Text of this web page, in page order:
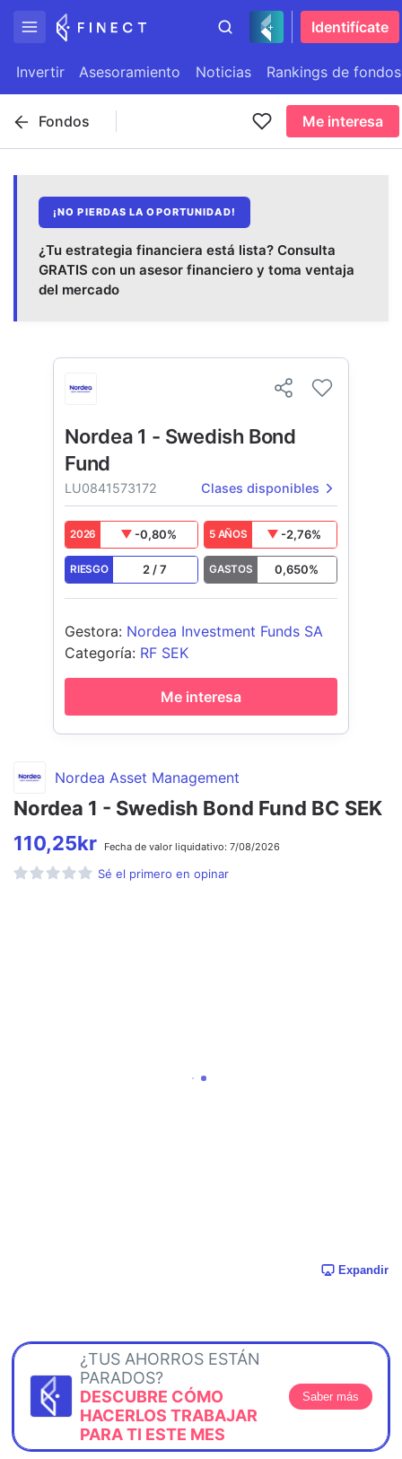
Identifícate
Invertir Asesoramiento Noticias Rankings de fondos
Fondos Me interesa
¡NO PIERDAS LA OPORTUNIDAD!
¿Tu estrategia financiera está lista? Consulta
GRATIS con un asesor financiero y toma ventaja
del mercado
Nordea Asset Management
Nordea 1 - Swedish Bond Fund BC SEK
110,25kr Fecha de valor liquidativo: 7/08/2026
Sé el primero en opinar
Expandir
¿TUS AHORROS ESTÁN
PARADOS?
DESCUBRE CÓMO
HACERLOS TRABAJAR
PARA TI ESTE MES
Saber más
Nordea 1 - Swedish Bond
Fund
LU0841573172 Clases disponibles
2026 -0,80% 5 AÑOS -2,76%
RIESGO 2 /7 GASTOS 0,650%
Gestora: Nordea Investment Funds SA
Categoría: RF SEK
Me interesa